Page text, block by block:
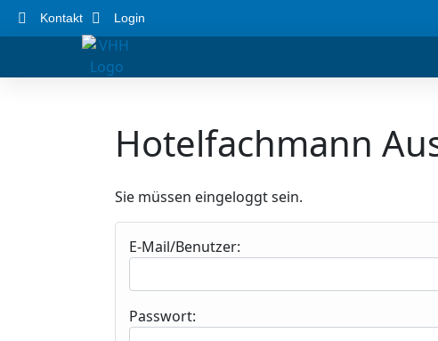
Kontakt Login
Hotelfachmann
Sie müssen eingeloggt sein.
E-Mail/Benutzer:
Passwort: